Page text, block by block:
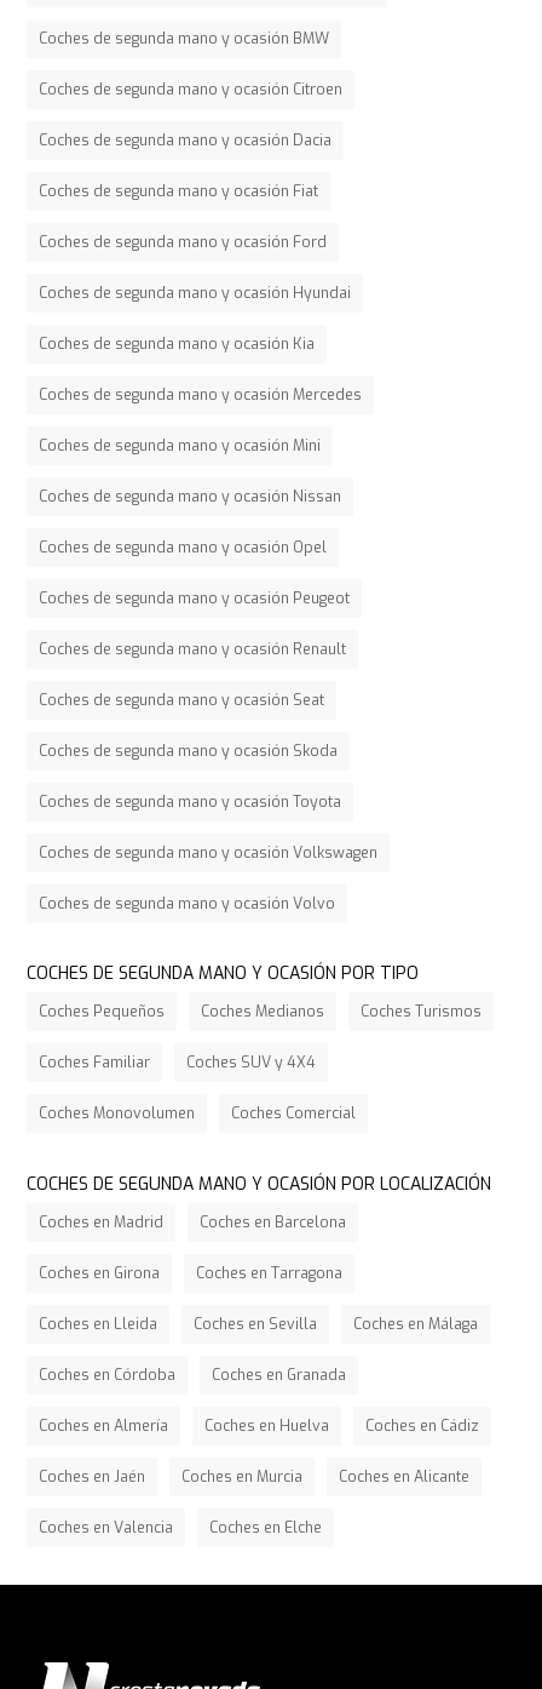
Coches de segunda mano y ocasión BMW
Coches de segunda mano y ocasión Citroen
Coches de segunda mano y ocasión Dacia
Coches de segunda mano y ocasión Fiat
Coches de segunda mano y ocasión Ford
Coches de segunda mano y ocasión Hyundai
Coches de segunda mano y ocasión Kia
Coches de segunda mano y ocasión Mercedes
Coches de segunda mano y ocasión Mini
Coches de segunda mano y ocasión Nissan
Coches de segunda mano y ocasión Opel
Coches de segunda mano y ocasión Peugeot
Coches de segunda mano y ocasión Renault
Coches de segunda mano y ocasión Seat
Coches de segunda mano y ocasión Skoda
Coches de segunda mano y ocasión Toyota
Coches de segunda mano y ocasión Volkswagen
Coches de segunda mano y ocasión Volvo
COCHES DE SEGUNDA MANO Y OCASIÓN POR TIPO
Coches Pequeños Coches Medianos Coches Turismos
Coches Familiar Coches SUV y 4X4
Coches Monovolumen Coches Comercial
COCHES DE SEGUNDA MANO Y OCASIÓN POR LOCALIZACIÓN
Coches en Madrid Coches en Barcelona
Coches en Girona Coches en Tarragona
Coches en Lleida Coches en Sevilla Coches en Málaga
Coches en Córdoba Coches en Granada
Coches en Almería Coches en Huelva Coches en Cádiz
Coches en Jaén Coches en Murcia Coches en Alicante
Coches en Valencia Coches en Elche